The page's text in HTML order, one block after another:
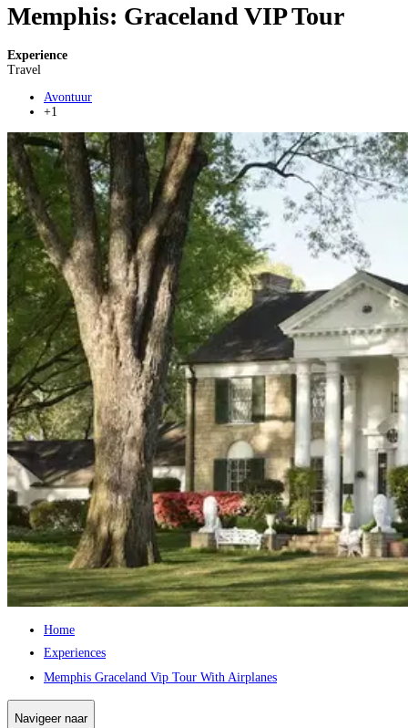
Memphis: Graceland VIP Tour
Experience
Travel
Avontuur
+1
Home
Experiences
Memphis Graceland Vip Tour With Airplanes
Navigeer naar